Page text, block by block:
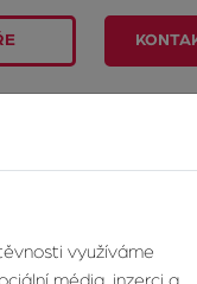
Napište nám a náš
Příjmení
využíváme